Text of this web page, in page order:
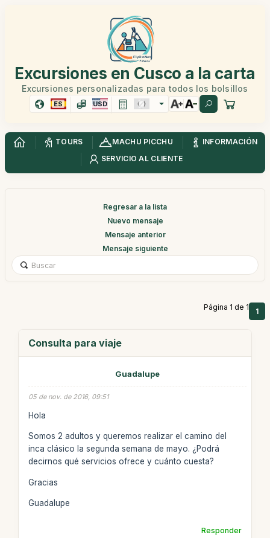
Excursiones en Cusco a la carta
Excursiones personalizadas para todos los bolsillos
ES USD
TOURS MACHU PICCHU
INFORMACIÓN
SERVICIO AL CLIENTE
Regresar a la lista
Nuevo mensaje
Mensaje anterior
Mensaje siguiente
Página 1 de 1 1
Consulta para viaje
Guadalupe
05 de nov. de 2016, 09:51
Hola
Somos 2 adultos y queremos realizar el camino del
inca clásico la segunda semana de mayo. ¿Podrá
decirnos qué servicios ofrece y cuánto cuesta?
Gracias
Guadalupe
Responder